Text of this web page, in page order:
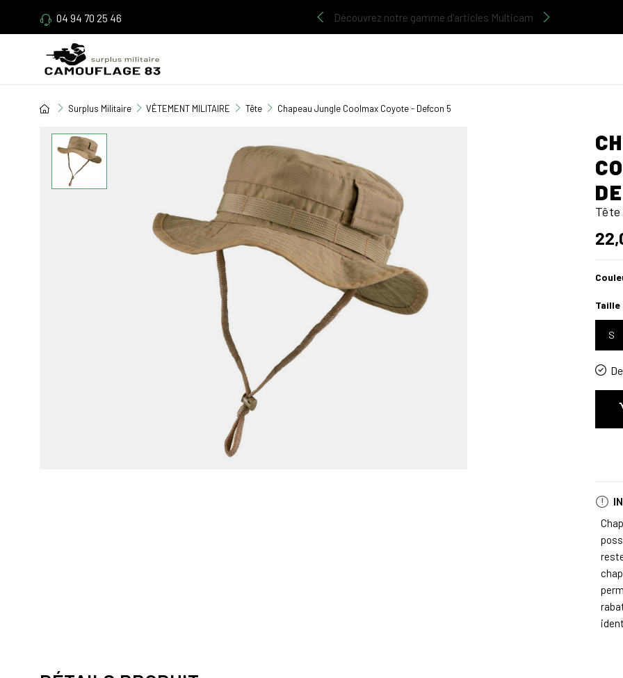
04 94 70 25 46 Découvrez notre gamme d'articles Multicam
Surplus Militaire VÊTEMENT MILITAIRE Tête Chapeau Jungle Coolmax Coyote - Defcon 5
Tête
Taille
S